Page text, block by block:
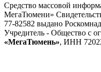
Средство массовой
МегаТюмени»
77-82582 выдано
Учредитель - Общество с
«МегаТюмень», ИНН